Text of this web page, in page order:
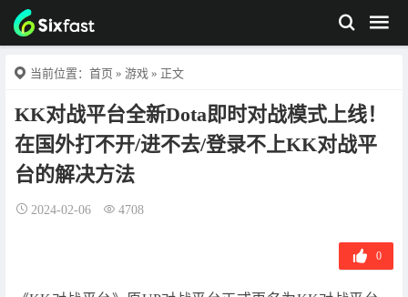
当前位置： 首页 » 游戏 » 正文
KK对战平台全新Dota即时对战模式上线！
在国外打不开/进不去/登录不上KK对战平
台的解决方法
2024-02-06 4708
0